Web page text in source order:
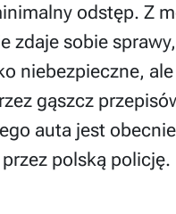
odstęp. Z
zdaje sobie
niebezpieczne,
gąszcz
auta jest
polską policję.